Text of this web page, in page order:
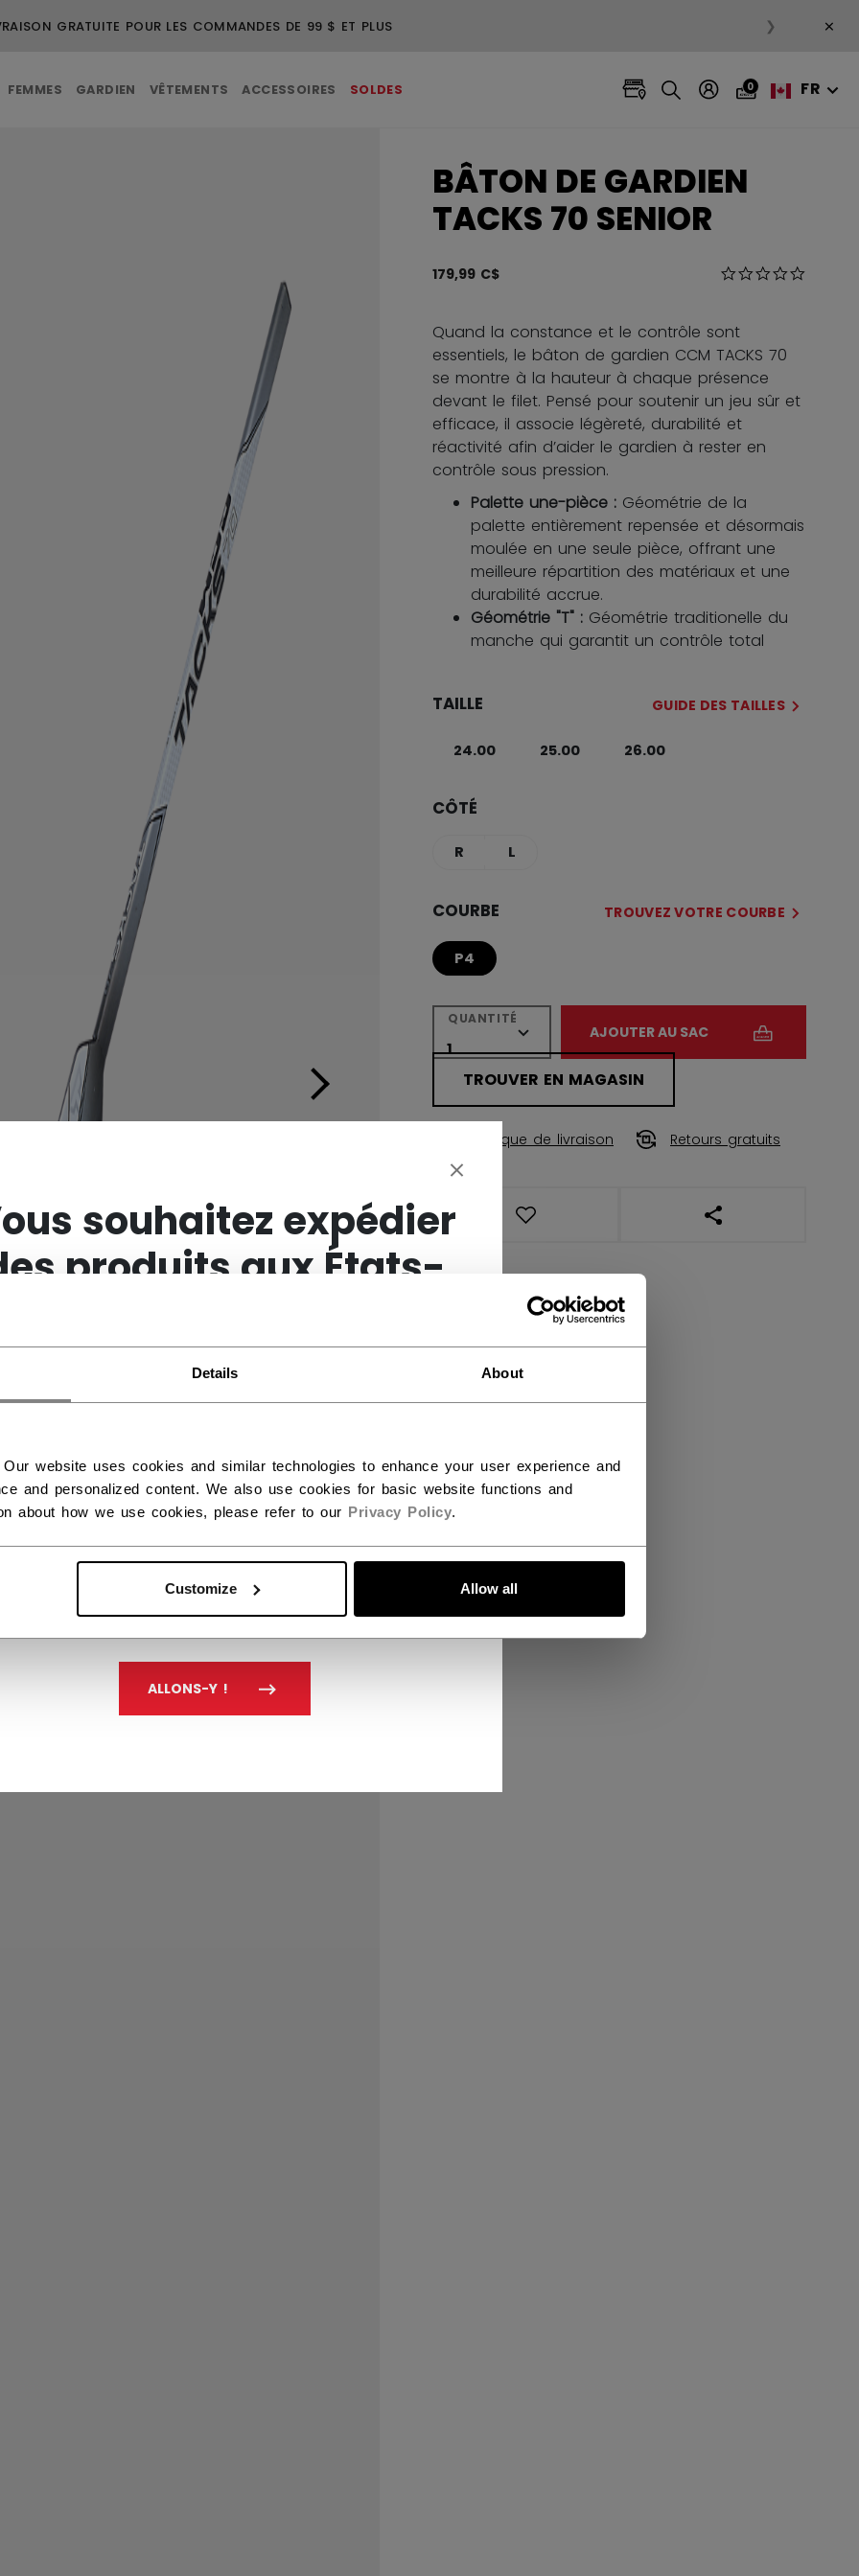
Details About
website uses cookies and similar technologies to enhance your user experience and
and personalized content. We also use cookies for basic website functions and
about how we use cookies, please refer to our Privacy Policy.
Customize Allow all
souhaitez expédier
produits aux États-
ALLONS-Y !
GRATUITE POUR LES COMMANDES DE 99 $ ET PLUS ❯ ×
FEMMES GARDIEN VÊTEMENTS ACCESSOIRES SOLDES 0 FR
BÂTON DE GARDIEN
TACKS 70 SENIOR
179,99 C$ 5 sur 5
Quand la constance et le contrôle sont
essentiels, le bâton de gardien CCM TACKS 70
se montre à la hauteur à chaque présence
devant le filet. Pensé pour soutenir un jeu sûr et
efficace, il associe légèreté, durabilité et
réactivité afin d’aider le gardien à rester en
contrôle sous pression.
Palette une-pièce : Géométrie de la
palette entièrement repensée et désormais
moulée en une seule pièce, offrant une
meilleure répartition des matériaux et une
durabilité accrue.
Géométrie "T" : Géométrie traditionelle du
manche qui garantit un contrôle total
TAILLE GUIDE DES TAILLES
24.00 25.00 26.00
CÔTÉ
R L
COURBE TROUVEZ VOTRE COURBE
P4
QUANTITÉ
AJOUTER AU SAC
TROUVER EN MAGASIN
Politique de livraison Retours gratuits
OUVRIR LES LIENS